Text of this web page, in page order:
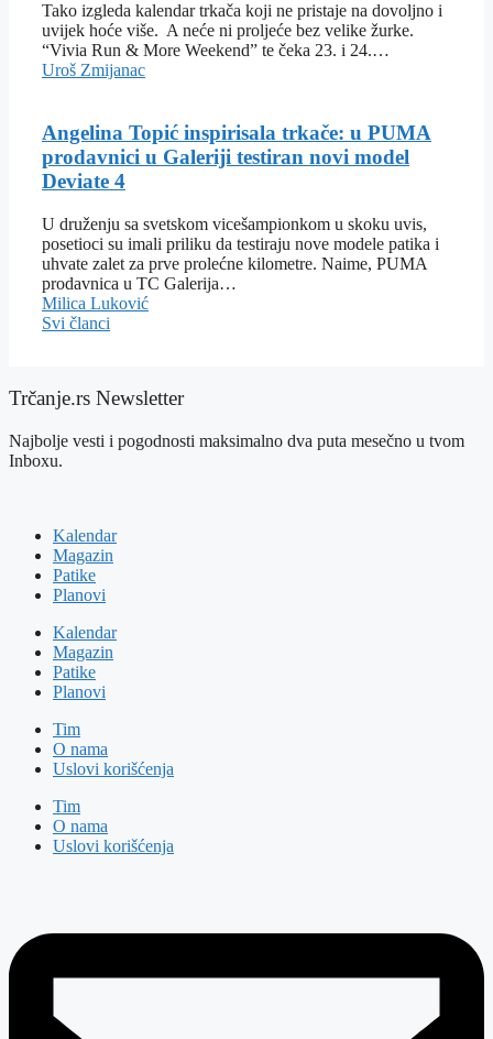
Tako izgleda kalendar trkača koji ne pristaje na dovoljno i
uvijek hoće više. A neće ni proljeće bez velike žurke.
“Vivia Run & More Weekend” te čeka 23. i 24.…
Uroš Zmijanac
Angelina Topić inspirisala trkače: u PUMA
prodavnici u Galeriji testiran novi model
Deviate 4
U druženju sa svetskom vicešampionkom u skoku uvis,
posetioci su imali priliku da testiraju nove modele patika i
uhvate zalet za prve prolećne kilometre. Naime, PUMA
prodavnica u TC Galerija…
Milica Luković
Svi članci
Trčanje.rs Newsletter
Najbolje vesti i pogodnosti maksimalno dva puta mesečno u tvom
Inboxu.
Kalendar
Magazin
Patike
Planovi
Kalendar
Magazin
Patike
Planovi
Tim
O nama
Uslovi korišćenja
Tim
O nama
Uslovi korišćenja